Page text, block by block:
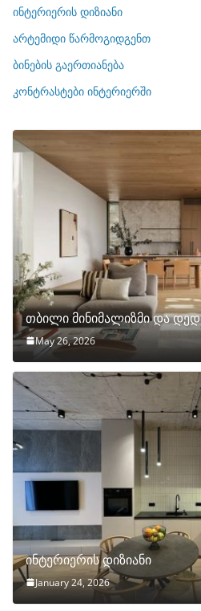
რ
ბ
ი
ინტერიერის დიზიანი
არტემიდი წარმოგიდგენთ
ბინების გაერთიანება
კონტრასტები ინტერიერში
თბილი მინიმალიზმი და
May 26, 2026
ინტერიერის დიზიანი
January 24, 2026